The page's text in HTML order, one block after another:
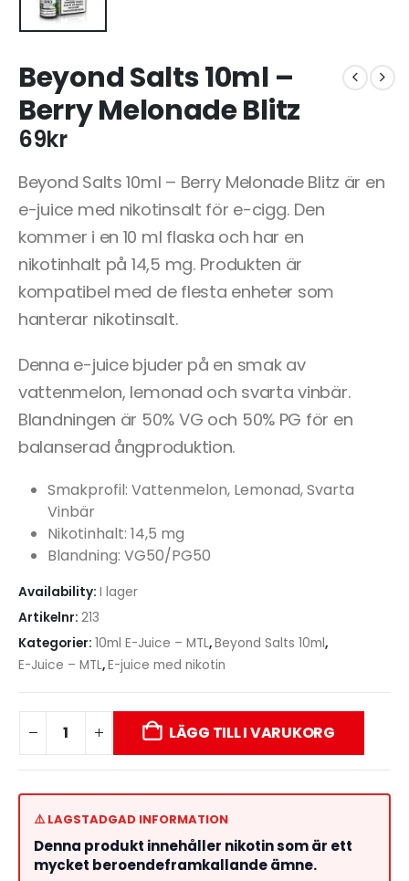
Beyond Salts 10ml –
Berry Melonade Blitz
69kr
Beyond Salts 10ml – Berry Melonade Blitz är en
e-juice med nikotinsalt för e-cigg. Den
kommer i en 10 ml flaska och har en
nikotinhalt på 14,5 mg. Produkten är
kompatibel med de flesta enheter som
hanterar nikotinsalt.
Denna e-juice bjuder på en smak av
vattenmelon, lemonad och svarta vinbär.
Blandningen är 50% VG och 50% PG för en
balanserad ångproduktion.
Smakprofil: Vattenmelon, Lemonad, Svarta
Vinbär
Nikotinhalt: 14,5 mg
Blandning: VG50/PG50
Availability: I lager
Artikelnr: 213
Kategorier: 10ml E-Juice – MTL,Beyond Salts 10ml,
E-Juice – MTL,E-juice med nikotin
LÄGG TILL I VARUKORG
⚠️ LAGSTADGAD INFORMATION
Denna produkt innehåller nikotin som är ett
mycket beroendeframkallande ämne.